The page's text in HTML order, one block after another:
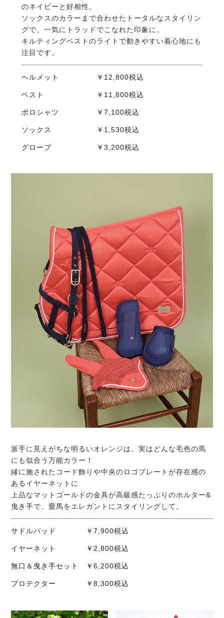
のネイビーと好相性。
ソックスのカラーまで合わせたトータルなスタイリン
グで、一気にトラッドでこなれた印象に。
キルティングベストのライトで動きやすい着心地にも
注目です。
ヘルメット ￥12,800税込
ベスト ￥11,800税込
ポロシャツ ￥7,100税込
ソックス ￥1,530税込
グローブ ￥3,200税込
派手に見えがちな明るいオレンジは、実はどんな毛色の馬
にも似合う万能カラー！
縁に施されたコード飾りや中央のロゴプレートが存在感の
あるイヤーネットに
上品なマットゴールドの金具が高級感たっぷりのホルター&
曳き手で、愛馬をエレガントにスタイリングして。
サドルパッド ￥7,900税込
イヤーネット ￥2,800税込
無口＆曳き手セット ￥6,200税込
プロテクター ￥8,300税込